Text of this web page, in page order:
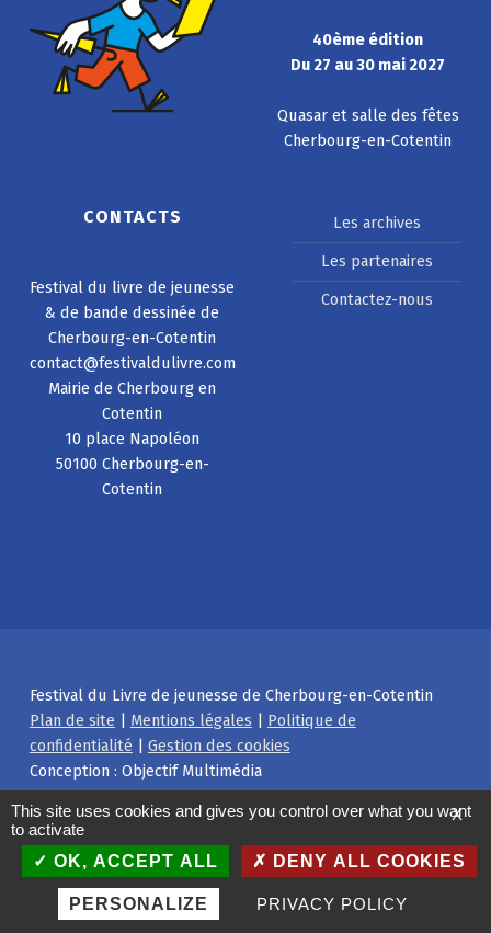
MENU
40ème édition
Du 27 au 30 mai 2027
Quasar et salle des fêtes
Cherbourg-en-Cotentin
CONTACTS
Festival du livre de jeunesse
& de bande dessinée de
Cherbourg-en-Cotentin
contact@festivaldulivre.com
Mairie de Cherbourg en
Cotentin
10 place Napoléon
50100 Cherbourg-en-
Cotentin
Les archives
Les partenaires
Contactez-nous
Festival du Livre de jeunesse de Cherbourg-en-Cotentin
Plan de site | Mentions légales | Politique de
confidentialité | Gestion des cookies
Conception : Objectif Multimédia
Facebook
Instagram
Back to top ↑ X
This site uses cookies and gives you control over what you want
to activate
OK, ACCEPT ALL
DENY ALL COOKIES
PERSONALIZE PRIVACY POLICY